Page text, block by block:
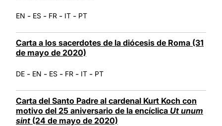
EN - ES - FR - IT - PT
Carta a los sacerdotes de la diócesis de Roma (31
de mayo de 2020)
DE - EN - ES - FR - IT - PT
Carta del Santo Padre al cardenal Kurt Koch con
motivo del 25 aniversario de la encíclica Ut unum
sint (24 de mayo de 2020)